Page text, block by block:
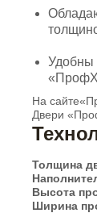
Удобны
На сайте
Двери
Толщина
Высота
Ширина